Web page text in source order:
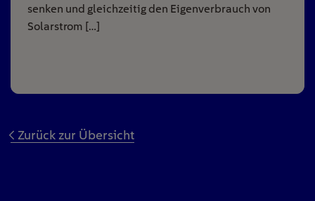
senken und gleichzeitig den Eigenverbrauch von
Solarstrom […]
Zurück zur Übersicht